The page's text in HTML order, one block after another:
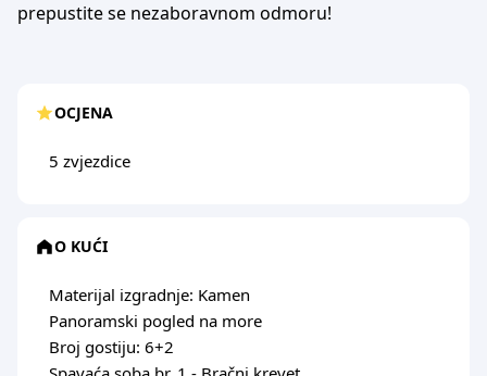
prepustite se nezaboravnom odmoru!
OCJENA
5 zvjezdice
O KUĆI
Materijal izgradnje: Kamen
Panoramski pogled na more
Broj gostiju: 6+2